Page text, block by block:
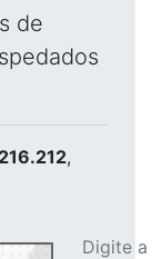
de
,
Digite